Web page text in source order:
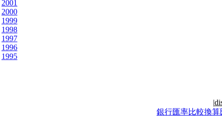
2001
2000
1999
1998
1997
1996
1995
|
銀行匯率比較換算